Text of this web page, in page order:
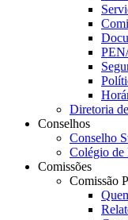
Diretoria
Conselhos
Conselho
Colégio de
Comissões
Comissão